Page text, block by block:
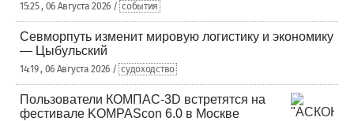
15:25 , 06 Августа 2026 / события
Севморпуть изменит мировую логистику и экономику
— Цыбульский
14:19 , 06 Августа 2026 / судоходство
Пользователи КОМПАС-3D встретятся на
фестивале KOMPAScon 6.0 в Москве